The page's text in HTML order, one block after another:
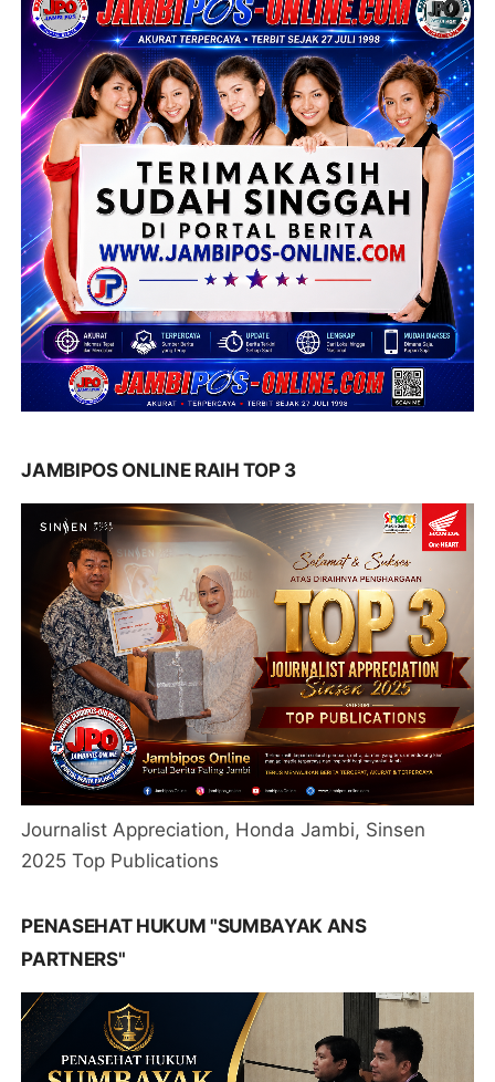
JAMBIPOS ONLINE RAIH TOP 3
Journalist Appreciation, Honda Jambi, Sinsen
2025 Top Publications
PENASEHAT HUKUM "SUMBAYAK ANS
PARTNERS"